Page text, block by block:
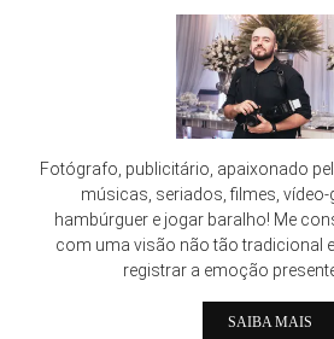
Fotógrafo, publicitário, apaixonado
músicas, seriados, filmes, vídeo-
hambúrguer e jogar baralho! Me
com uma visão não tão tradicional
registrar a emoção presente
SAIBA MAIS